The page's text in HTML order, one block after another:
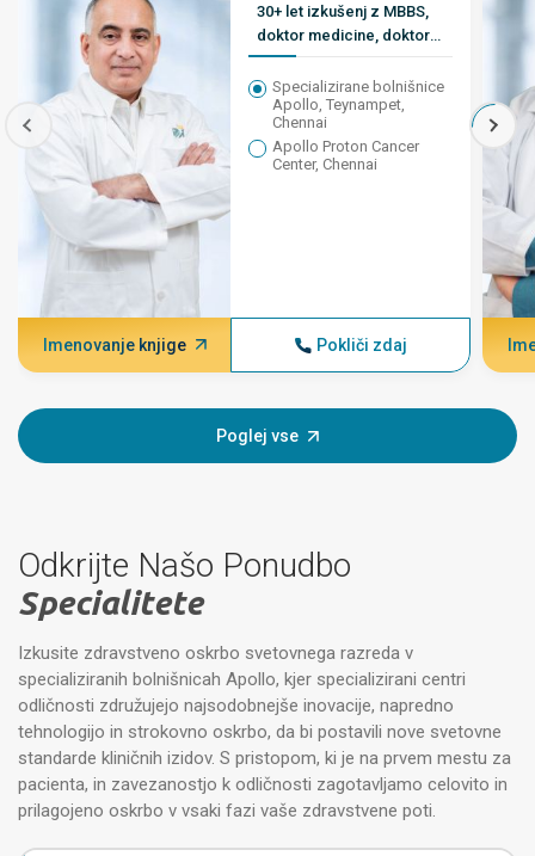
30+ let izkušenj z MBBS,
doktor medicine, doktor
medicine
Specializirane bolnišnice
Apollo, Teynampet,
Chennai
Apollo Proton Cancer
Center, Chennai
Imenovanje knjige Pokliči zdaj
Poglej vse
Odkrijte Našo Ponudbo
Specialitete
Izkusite zdravstveno oskrbo svetovnega razreda v
specializiranih bolnišnicah Apollo, kjer specializirani centri
odličnosti združujejo najsodobnejše inovacije, napredno
tehnologijo in strokovno oskrbo, da bi postavili nove svetovne
standarde kliničnih izidov. S pristopom, ki je na prvem mestu za
pacienta, in zavezanostjo k odličnosti zagotavljamo celovito in
prilagojeno oskrbo v vsaki fazi vaše zdravstvene poti.